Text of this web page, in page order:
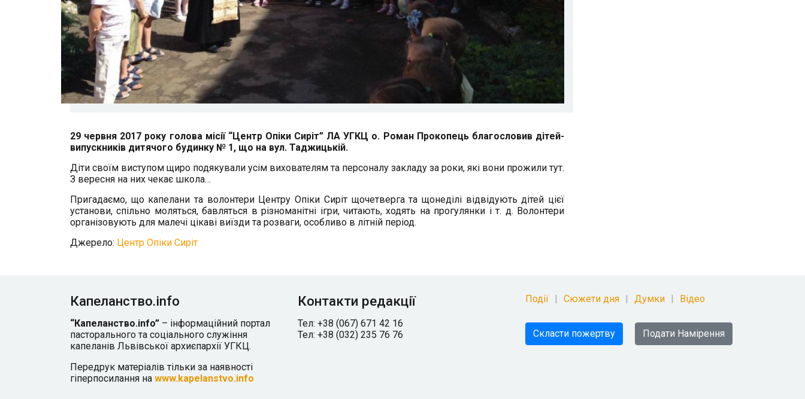
29 червня 2017 року голова місії “Центр Опіки Сиріт” ЛА УГКЦ о. Роман Прокопець благословив дітей-
випускників дитячого будинку № 1, що на вул. Таджицькій.
Діти своїм виступом щиро подякували усім вихователям та персоналу закладу за роки, які вони прожили тут.
З вересня на них чекає школа…
Пригадаємо, що капелани та волонтери Центру Опіки Сиріт щочетверга та щонеділі відвідують дітей цієї
установи, спільно моляться, бавляться в різноманітні ігри, читають, ходять на прогулянки і т. д. Волонтери
організовують для малечі цікаві виїзди та розваги, особливо в літній період.
Джерело: Центр Опіки Сиріт
Капеланство.info
“Капеланство.info” – інформаційний портал
пасторального та соціального служіння
капеланів Львівської архиєпархії УГКЦ.
Передрук матеріалів тільки за наявності
гіперпосилання на www.kapelanstvo.info
Контакти редакції
Тел: +38 (067) 671 42 16
Тел: +38 (032) 235 76 76
Події Сюжети дня Думки Відео
Скласти пожертву Подати Намірення